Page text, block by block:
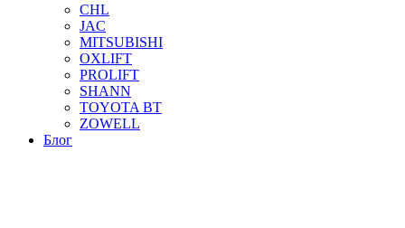
CHL
JAC
MITSUBISHI
OXLIFT
PROLIFT
SHANN
TOYOTA BT
ZOWELL
Блог